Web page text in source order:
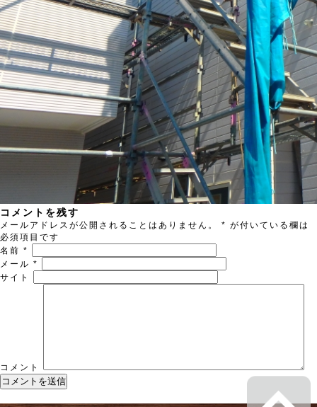
コメントを残す
メールアドレスが公開されることはありません。 * が付いている欄は
必須項目です
名前 *
メール *
サイト
コメント